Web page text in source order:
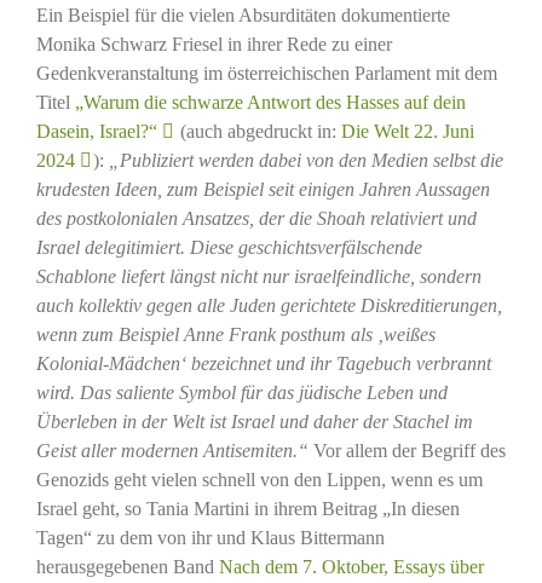
Ein Beispiel für die vielen Absurditäten dokumentierte
Monika Schwarz Friesel in ihrer Rede zu einer
Gedenkveranstaltung im österreichischen Parlament mit dem
Titel „Warum die schwarze Antwort des Hasses auf dein
Dasein, Israel?“
(auch abgedruckt in: Die Welt 22. Juni
2024
):
„Publiziert werden dabei von den Medien selbst die
krudesten Ideen, zum Beispiel seit einigen Jahren Aussagen
des postkolonialen Ansatzes, der die Shoah relativiert und
Israel delegitimiert. Diese geschichtsverfälschende
Schablone liefert längst nicht nur israelfeindliche, sondern
auch kollektiv gegen alle Juden gerichtete Diskreditierungen,
wenn zum Beispiel Anne Frank posthum als ‚weißes
Kolonial-Mädchen‘ bezeichnet und ihr Tagebuch verbrannt
wird. Das saliente Symbol für das jüdische Leben und
Überleben in der Welt ist Israel und daher der Stachel im
Geist aller modernen Antisemiten.“ Vor allem der Begriff des
Genozids geht vielen schnell von den Lippen, wenn es um
Israel geht, so Tania Martini in ihrem Beitrag „In diesen
Tagen“ zu dem von ihr und Klaus Bittermann
herausgegebenen Band Nach dem 7. Oktober, Essays über